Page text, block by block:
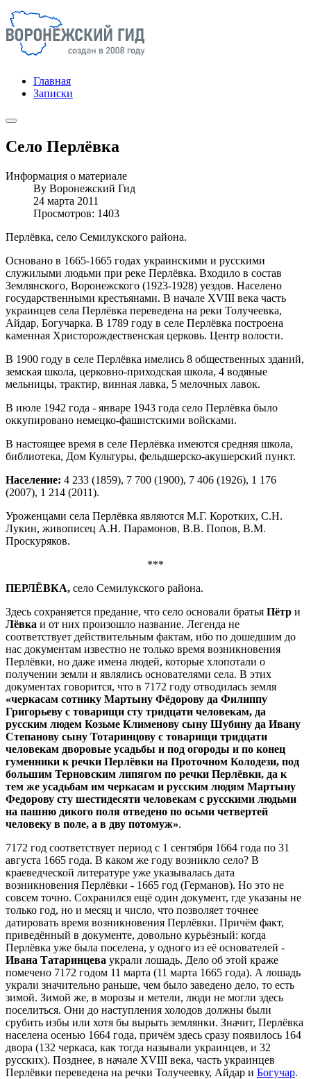
Главная
Записки
Село Перлёвка
Информация о материале
By Воронежский Гид
24 марта 2011
Просмотров: 1403
Перлёвка, село Семилукского района.
Основано в 1665-1665 годах украинскими и русскими
служилыми людьми при реке Перлёвка. Входило в состав
Землянского, Воронежского (1923-1928) уездов. Населено
государственными крестьянами. В начале XVIII века часть
украинцев села Перлёвка переведена на реки Толучеевка,
Айдар, Богучарка. В 1789 году в селе Перлёвка построена
каменная Христорождественская церковь. Центр волости.
В 1900 году в селе Перлёвка имелись 8 общественных зданий,
земская школа, церковно-приходская школа, 4 водяные
мельницы, трактир, винная лавка, 5 мелочных лавок.
В июле 1942 года - январе 1943 года село Перлёвка было
оккупировано немецко-фашистскими войсками.
В настоящее время в селе Перлёвка имеются средняя школа,
библиотека, Дом Культуры, фельдшерско-акушерский пункт.
Население: 4 233 (1859), 7 700 (1900), 7 406 (1926), 1 176
(2007), 1 214 (2011).
Уроженцами села Перлёвка являются М.Г. Коротких, С.Н.
Лукин, живописец А.Н. Парамонов, В.В. Попов, В.М.
Проскуряков.
***
ПЕРЛЁВКА, село Семилукского района.
Здесь сохраняется предание, что село основали братья Пётр и
Лёвка и от них произошло название. Легенда не
соответствует действительным фактам, ибо по дошедшим до
нас документам известно не только время возникновения
Перлёвки, но даже имена людей, которые хлопотали о
получении земли и являлись основателями села. В этих
документах говорится, что в 7172 году отводилась земля
«черкасам сотнику Мартыну Фёдорову да Филиппу
Григорьеву с товарищи сту тридцати человекам, да
русским людем Козьме Клименову сыну Шубину да Ивану
Степанову сыну Тотаринцову с товарищи тридцати
человекам дворовые усадьбы и под огороды и по конец
гуменники к речки Перлёвки на Проточном Колодези, под
большим Терновским липягом по речки Перлёвки, да к
тем же усадьбам им черкасам и русским людям Мартыну
Федорову сту шестидесяти человекам с русскими людьми
на пашню дикого поля отведено по осьми четвертей
человеку в поле, а в дву потомуж».
7172 год соответствует период с 1 сентября 1664 года по 31
августа 1665 года. В каком же году возникло село? В
краеведческой литературе уже указывалась дата
возникновения Перлёвки - 1665 год (Германов). Но это не
совсем точно. Сохранился ещё один документ, где указаны не
только год, но и месяц и число, что позволяет точнее
датировать время возникновения Перлёвки. Причём факт,
приведённый в документе, довольно курьёзный: когда
Перлёвка уже была поселена, у одного из её основателей -
Ивана Татаринцева украли лошадь. Дело об этой краже
помечено 7172 годом 11 марта (11 марта 1665 года). А лошадь
украли значительно раньше, чем было заведено дело, то есть
зимой. Зимой же, в морозы и метели, люди не могли здесь
поселиться. Они до наступления холодов должны были
срубить избы или хотя бы вырыть землянки. Значит, Перлёвка
населена осенью 1664 года, причём здесь сразу появилось 164
двора (132 черкаса, как тогда называли украинцев, и 32
русских). Позднее, в начале XVIII века, часть украинцев
Перлёвки переведена на речки Толучеевку, Айдар и Богучар.